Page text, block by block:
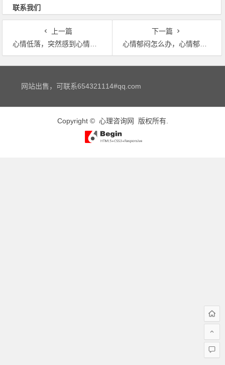
联系我们
上一篇
心情低落，突然感到心情低落怎么回事
下一篇
心情郁闷怎么办，心情郁闷怎么办？
文章导航
网站出售，可联系654321114#qq.com
Copyright © 心理咨询网 版权所有.